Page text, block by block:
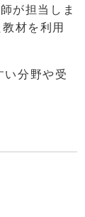
が担当しま
材を利用
分野や受